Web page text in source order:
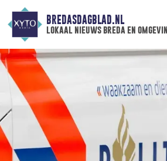
BREDASDAGBLAD.NL
lokaal nieuws breda en